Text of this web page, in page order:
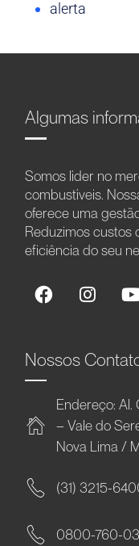
alerta
Algumas
Somos líder no
combustíveis.
oferece uma
Reduzimos custos
eficiência do seu
Nossos
Endereço:
– Vale do
Nova Lima /
(31) 3215-
0800-760-